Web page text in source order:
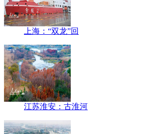
上海：“双龙”回
江苏淮安：古淮河